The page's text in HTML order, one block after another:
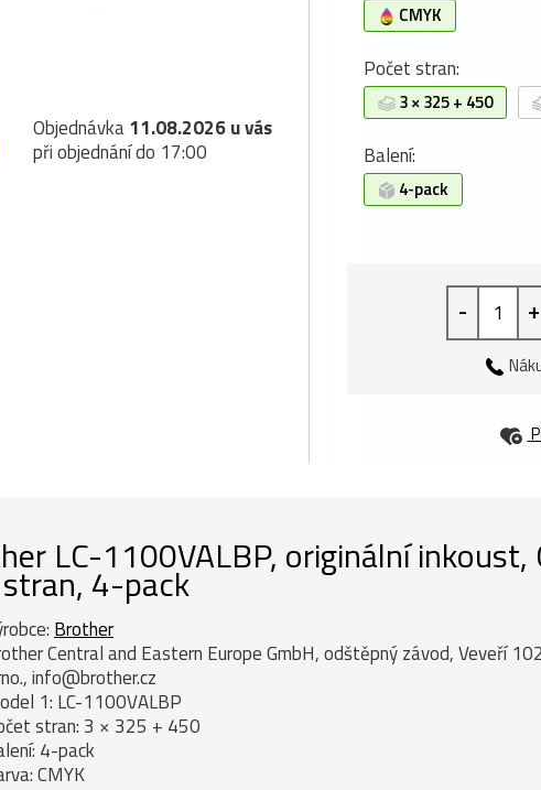
Objednávka11.08.2026 u vás
při objednání do 17:00
CMYK
Počet stran:
3 × 325 + 450
Balení:
4-pack
- +
LC-1100VALBP, originální inkoust,
4-pack
Brother
Central and Eastern Europe GmbH, odštěpný závod, Veveří
info@brother.cz
1: LC-1100VALBP
stran: 3 × 325 + 450
4-pack
CMYK